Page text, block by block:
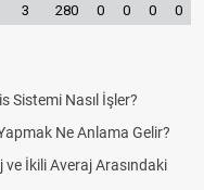
3 280 0 0 0 0
Sistemi Nasıl İşler?
Ne Anlama Gelir?
İkili Averaj Arasındaki